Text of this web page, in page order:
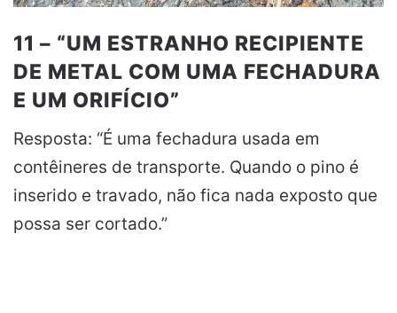
11 – “UM ESTRANHO RECIPIENTE
DE METAL COM UMA FECHADURA
E UM ORIFÍCIO”
Resposta: “É uma fechadura usada em
contêineres de transporte. Quando o pino é
inserido e travado, não fica nada exposto que
possa ser cortado.”